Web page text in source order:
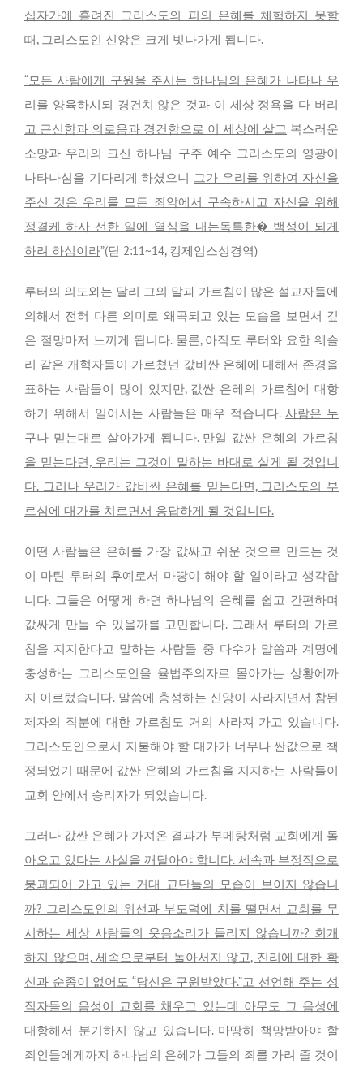
십자가에 흘려진 그리스도의 피의 은혜를 체험하지 못할
때, 그리스도인 신앙은 크게 빗나가게 됩니다.
“모든 사람에게 구원을 주시는 하나님의 은혜가 나타나 우
리를 양육하시되 경건치 않은 것과 이 세상 정욕을 다 버리
고 근신함과 의로움과 경건함으로 이 세상에 살고 복스러운
소망과 우리의 크신 하나님 구주 예수 그리스도의 영광이
나타나심을 기다리게 하셨으니 그가 우리를 위하여 자신을
주신 것은 우리를 모든 죄악에서 구속하시고 자신을 위해
정결케 하사 선한 일에 열심을 내는독특한� 백성이 되게
하려 하심이라”(딛 2:11~14, 킹제임스성경역)
루터의 의도와는 달리 그의 말과 가르침이 많은 설교자들에
의해서 전혀 다른 의미로 왜곡되고 있는 모습을 보면서 깊
은 절망마저 느끼게 됩니다. 물론, 아직도 루터와 요한 웨슬
리 같은 개혁자들이 가르쳤던 값비싼 은혜에 대해서 존경을
표하는 사람들이 많이 있지만, 값싼 은혜의 가르침에 대항
하기 위해서 일어서는 사람들은 매우 적습니다.사람은 누
구나 믿는대로 살아가게 됩니다. 만일 값싼 은혜의 가르침
을 믿는다면, 우리는 그것이 말하는 바대로 살게 될 것입니
다. 그러나 우리가 값비싼 은혜를 믿는다면, 그리스도의 부
르심에 대가를 치르면서 응답하게 될 것입니다.
어떤 사람들은 은혜를 가장 값싸고 쉬운 것으로 만드는 것
이 마틴 루터의 후예로서 마땅이 해야 할 일이라고 생각합
니다. 그들은 어떻게 하면 하나님의 은혜를 쉽고 간편하며
값싸게 만들 수 있을까를 고민합니다. 그래서 루터의 가르
침을 지지한다고 말하는 사람들 중 다수가 말씀과 계명에
충성하는 그리스도인을 율법주의자로 몰아가는 상황에까
지 이르렀습니다. 말씀에 충성하는 신앙이 사라지면서 참된
제자의 직분에 대한 가르침도 거의 사라져 가고 있습니다.
그리스도인으로서 지불해야 할 대가가 너무나 싼값으로 책
정되었기 때문에 값싼 은혜의 가르침을 지지하는 사람들이
교회 안에서 승리자가 되었습니다.
그러나 값싼 은혜가 가져온 결과가 부메랑처럼 교회에게 돌
아오고 있다는 사실을 깨달아야 합니다. 세속과 부정직으로
붕괴되어 가고 있는 거대 교단들의 모습이 보이지 않습니
까? 그리스도인의 위선과 부도덕에 치를 떨면서 교회를 무
시하는 세상 사람들의 웃음소리가 들리지 않습니까? 회개
하지 않으며, 세속으로부터 돌아서지 않고, 진리에 대한 확
신과 순종이 없어도 “당신은 구원받았다.”고 선언해 주는 성
직자들의 음성이 교회를 채우고 있는데 아무도 그 음성에
대항해서 분기하지 않고 있습니다.마땅히 책망받아야 할
죄인들에게까지 하나님의 은혜가 그들의 죄를 가려 줄 것이